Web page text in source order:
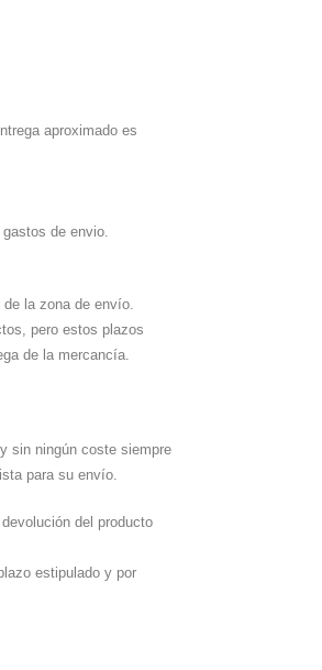
aproximado es
de envio.
la zona de envío.
pero estos plazos
de la mercancía.
sin ningún coste siempre
para su envío.
del producto
estipulado y por